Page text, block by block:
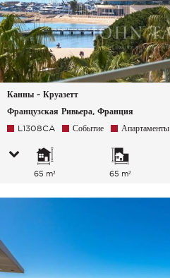
Канны - Круазетт
Французская Ривьера, Франция
L1308CA Событие Апартаменты
65 m² 65 m²